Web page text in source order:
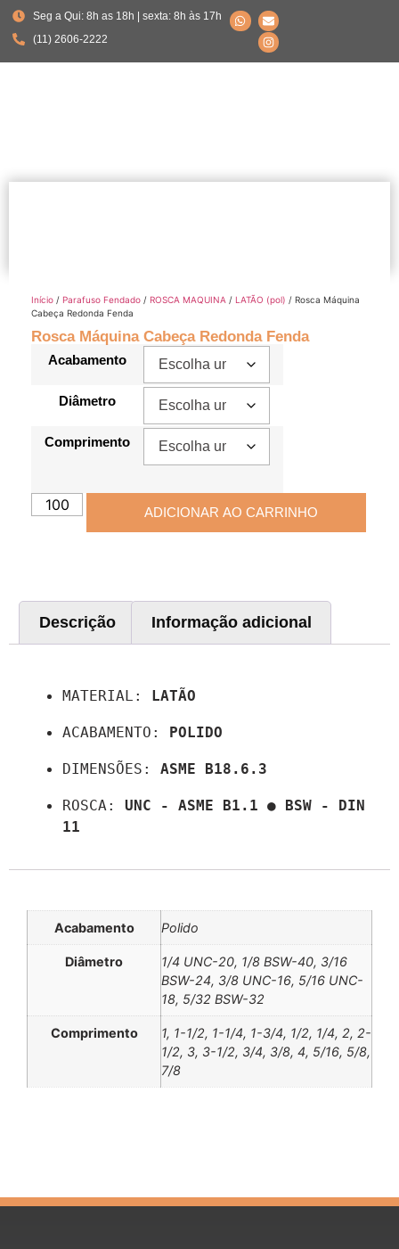
Seg a Qui: 8h as 18h | sexta: 8h às 17h
(11) 2606-2222
Início / Parafuso Fendado / ROSCA MAQUINA / LATÃO (pol) / Rosca Máquina
Cabeça Redonda Fenda
Rosca Máquina Cabeça Redonda Fenda
Acabamento
Diâmetro
Comprimento
ADICIONAR AO CARRINHO
Descrição Informação adicional
MATERIAL: LATÃO
ACABAMENTO: POLIDO
DIMENSÕES: ASME B18.6.3
ROSCA: UNC - ASME B1.1 ● BSW - DIN
11
Acabamento Polido
Diâmetro
1/4 UNC-20, 1/8 BSW-40, 3/16
BSW-24, 3/8 UNC-16, 5/16 UNC-
18, 5/32 BSW-32
Comprimento
1, 1-1/2, 1-1/4, 1-3/4, 1/2, 1/4, 2, 2-
1/2, 3, 3-1/2, 3/4, 3/8, 4, 5/16, 5/8,
7/8